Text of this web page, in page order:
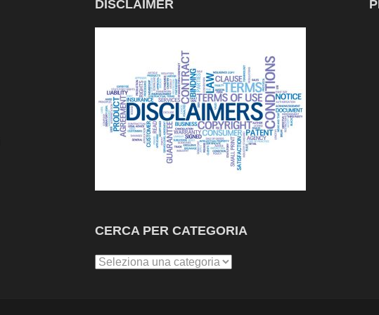
DISCLAIMER
CERCA PER CATEGORIA
Cerca